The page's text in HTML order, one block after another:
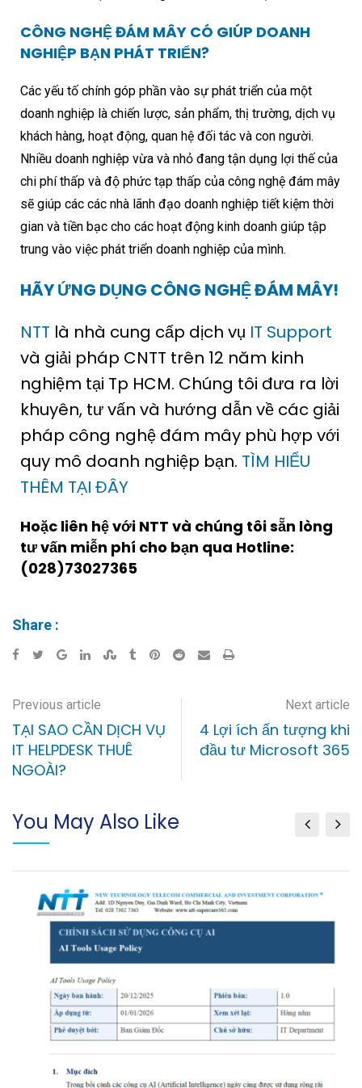
CÔNG NGHỆ ĐÁM MÂY CÓ GIÚP DOANH
NGHIỆP BẠN PHÁT TRIỂN?
Các yếu tố chính góp phần vào sự phát triển của một
doanh nghiệp là chiến lược, sản phẩm, thị trường, dịch vụ
khách hàng, hoạt động, quan hệ đối tác và con người.
Nhiều doanh nghiệp vừa và nhỏ đang tận dụng lợi thế của
chi phí thấp và độ phức tạp thấp của công nghệ đám mây
sẽ giúp các các nhà lãnh đạo doanh nghiệp tiết kiệm thời
gian và tiền bạc cho các hoạt động kinh doanh giúp tập
trung vào việc phát triển doanh nghiệp của mình.
HÃY ỨNG DỤNG CÔNG NGHỆ ĐÁM MÂY!
NTT là nhà cung cấp dịch vụ IT Support
và giải pháp CNTT trên 12 năm kinh
nghiệm tại Tp HCM. Chúng tôi đưa ra lời
khuyên, tư vấn và hướng dẫn về các giải
pháp công nghệ đám mây phù hợp với
quy mô doanh nghiệp bạn. TÌM HIỂU
THÊM TẠI ĐÂY
Hoặc liên hệ với NTT và chúng tôi sẵn lòng
tư vấn miễn phí cho bạn qua Hotline:
(028)73027365
Share :
Previous article
TẠI SAO CẦN DỊCH VỤ
IT HELPDESK THUÊ
NGOÀI?
Next article
4 Lợi ích ấn tượng khi
đầu tư Microsoft 365
You May Also Like